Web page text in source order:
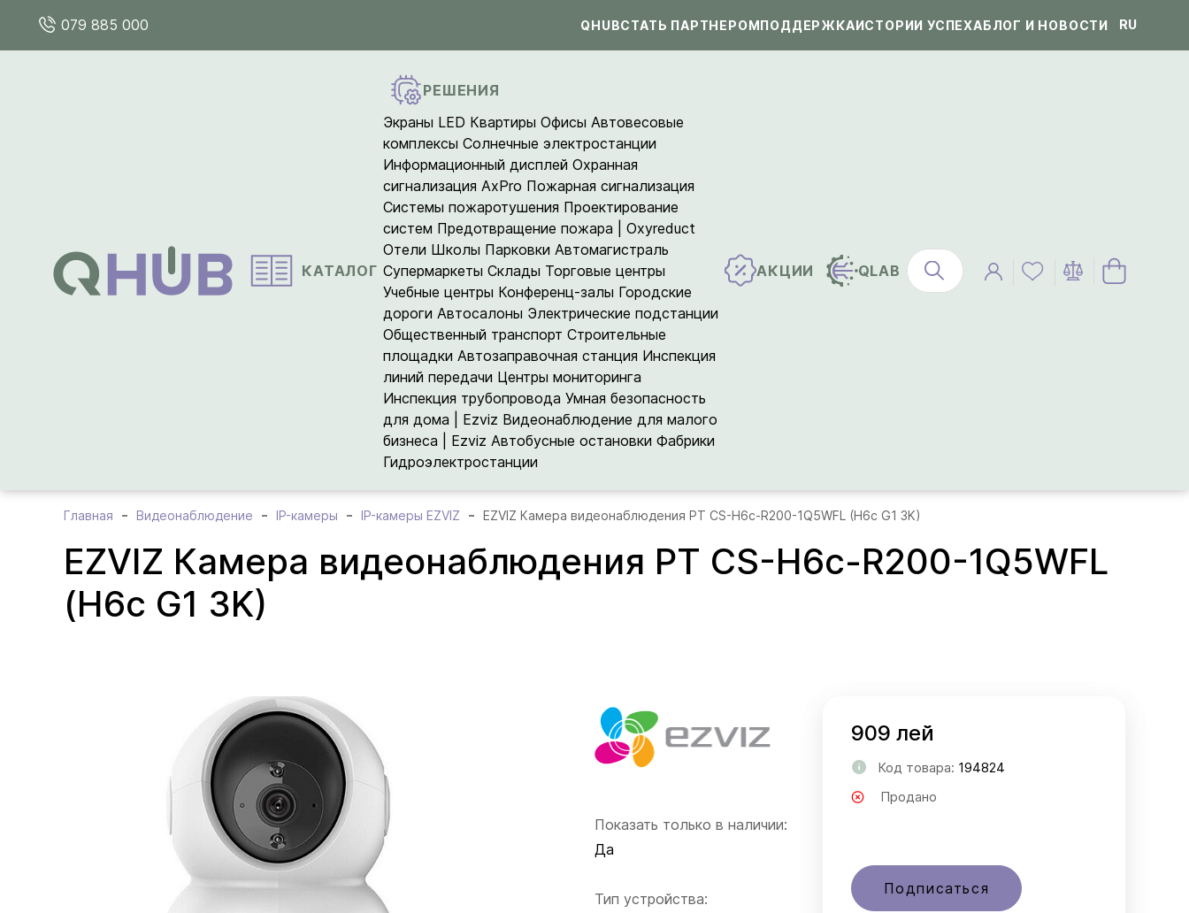
079 885 000 QHUBСТАТЬ ПАРТНЕРОМПОДДЕРЖКАИСТОРИИ УСПЕХАБЛОГ И НОВОСТИ RU
КАТАЛОГ
РЕШЕНИЯ
Экраны LED Квартиры Офисы Автовесовые
комплексыСолнечные электростанции
Информационный дисплей Охранная
сигнализация AxPro Пожарная сигнализация
Системы пожаротушения Проектирование
систем Предотвращение пожара | Oxyreduct
Отели Школы Парковки Автомагистраль
Супермаркеты Склады Торговые центры
Учебные центры Конференц-залы Городские
дороги Автосалоны Электрические подстанции
Общественный транспорт Строительные
площадки Автозаправочная станция Инспекция
линий передачи Центры мониторинга
Инспекция трубопровода Умная безопасность
для дома | Ezviz Видеонаблюдение для малого
бизнеса | Ezviz Автобусные остановки Фабрики
Гидроэлектростанции
АКЦИИ QLAB
Главная Видеонаблюдение IP-камеры IP-камеры EZVIZ EZVIZ Камера видеонаблюдения PT CS-H6c-R200-1Q5WFL (H6c G1 3K)
EZVIZ Камера видеонаблюдения PT CS-H6c-R200-1Q5WFL
(H6c G1 3K)
Показать только в наличии:
Да
Тип устройства:
909 лей
Код товара: 194824
Продано
Подписаться